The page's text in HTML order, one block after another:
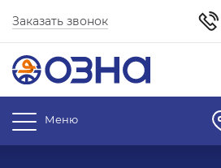
Заказать звонок
Меню